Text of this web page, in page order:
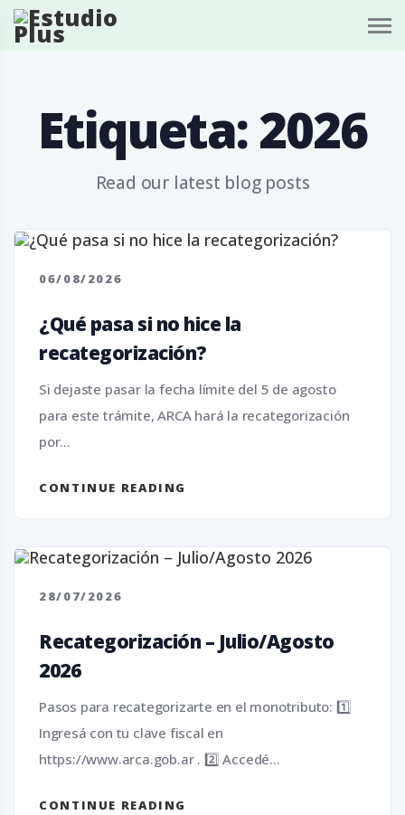
Etiqueta:2026
Read our latest blog posts
06/08/2026
¿Qué pasa si no hice la
recategorización?
Si dejaste pasar la fecha límite del 5 de agosto
para este trámite, ARCA hará la recategorización
por...
CONTINUE READING
28/07/2026
Recategorización – Julio/Agosto
2026
Pasos para recategorizarte en el monotributo: 1️⃣
Ingresá con tu clave fiscal en
https://www.arca.gob.ar . 2️⃣ Accedé...
CONTINUE READING